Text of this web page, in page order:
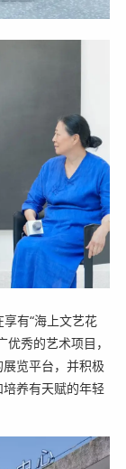
有“海上文艺花
秀的艺术项目，
览平台，并积极
养有天赋的年轻